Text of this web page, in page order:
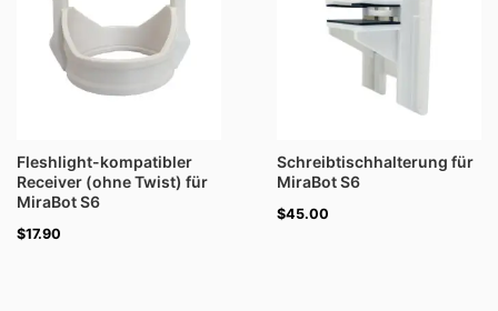
Fleshlight-kompatibler
Receiver (ohne Twist) für
MiraBot S6
$17.90
Schreibtischhalterung für
MiraBot S6
$45.00